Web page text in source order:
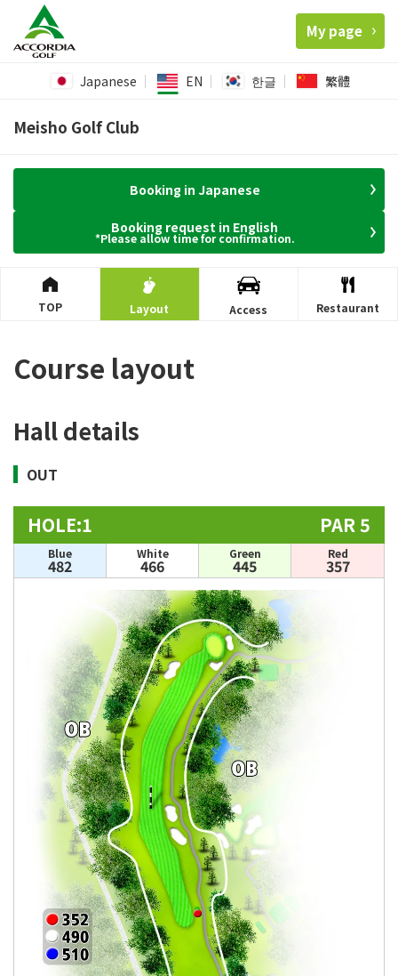
My page
Japanese EN 한글 繁體
Meisho Golf Club
Booking in Japanese
Booking request in English
*Please allow time for confirmation.
TOP Layout Access Restaurant
Course layout
Hall details
OUT
HOLE:1 PAR 5
Blue
482
White
466
Green
445
Red
357